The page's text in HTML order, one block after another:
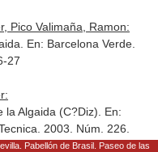
Pico Valimaña, Ramon:
En: Barcelona Verde.
27
Algaida (C?Diz). En:
. 2003. Núm. 226.
Pabellón de Brasil. Paseo de las